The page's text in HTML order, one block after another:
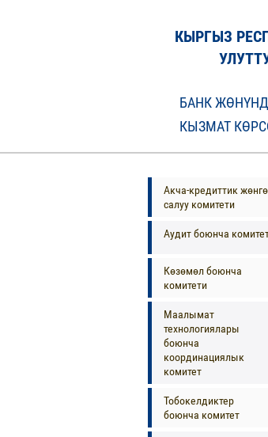
КЫРГЫЗ
БАНК
КЫЗМАТ
Акча-кредиттик жөнгө
салуу комитети
Аудит боюнча
Көзөмөл боюнча
комитети
Маалымат
технологиялары
боюнча
координациялык
комитет
Тобокелдиктер
боюнча комитет